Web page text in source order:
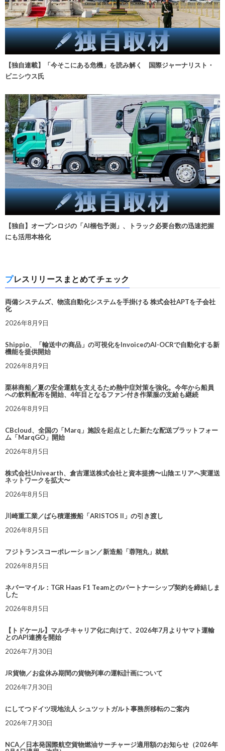
【独自連載】「今そこにある危機」を読み解く 国際ジャーナリスト・
ビニシウス氏
【独自】オープンロジの「AI梱包予測」、トラック必要台数の迅速把握
にも活用本格化
プレスリリースまとめてチェック
両備システムズ、物流自動化システムを手掛ける 株式会社APTを子会社
化
2026年8月9日
Shippio、「輸送中の商品」の可視化をInvoiceのAI-OCRで自動化する新
機能を提供開始
2026年8月9日
栗林商船／夏の安全運航を支えるため熱中症対策を強化。今年から船員
への飲料配布を開始、4年目となるファン付き作業服の支給も継続
2026年8月9日
CBcloud、全国の「Marq」施設を起点とした新たな配送プラットフォー
ム「MarqGO」開始
2026年8月5日
株式会社Univearth、倉吉運送株式会社と資本提携〜山陰エリアへ実運送
ネットワークを拡大〜
2026年8月5日
川崎重工業／ばら積運搬船「ARISTOS II」の引き渡し
2026年8月5日
フジトランスコーポレーション／新造船「蓉翔丸」就航
2026年8月5日
ネバーマイル：TGR Haas F1 Teamとのパートナーシップ契約を締結しま
した
2026年8月5日
【トドケール】マルチキャリア化に向けて、2026年7月よりヤマト運輸
とのAPI連携を開始
2026年7月30日
JR貨物／お盆休み期間の貨物列車の運転計画について
2026年7月30日
にしてつドイツ現地法人 シュツットガルト事務所移転のご案内
2026年7月30日
NCA／日本発国際航空貨物燃油サーチャージ適用額のお知らせ（2026年